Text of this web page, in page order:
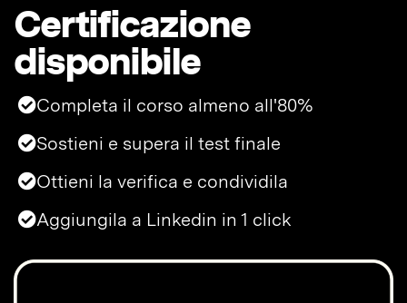
Certificazione
disponibile
Completa il corso almeno all'80%
Sostieni e supera il test finale
Ottieni la verifica e condividila
Aggiungila a Linkedin in 1 click